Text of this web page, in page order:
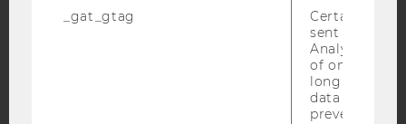
COOKIE EINSTELLUNGEN
Barrierefreiheitserklärung
_gat_gtag
Certain data
sent to
Analytics a
of once per
long as it is
data
prevented.